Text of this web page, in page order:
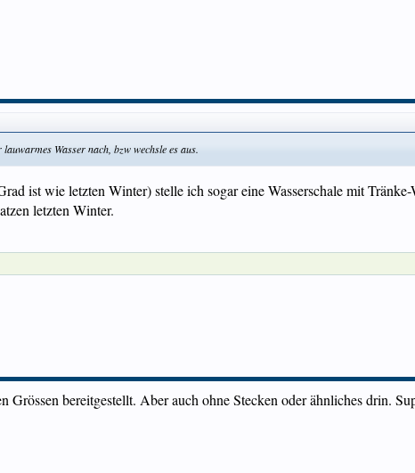
Wasser nach, bzw wechsle es aus.
ist wie letzten Winter) stelle ich sogar eine Wasserschale mit
letzten Winter.
Grössen bereitgestellt. Aber auch ohne Stecken oder ähnliches drin.